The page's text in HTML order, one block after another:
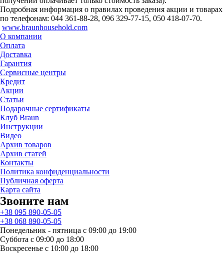
Подробная информация о правилах проведения акции и товарах
по телефонам: 044 361-88-28, 096 329-77-15, 050 418-07-70.
www.braunhousehold.com
О компании
Оплата
Доставка
Гарантия
Сервисные центры
Кредит
Акции
Статьи
Подарочные сертификаты
Клуб Braun
Инструкции
Видео
Архив товаров
Архив статей
Контакты
Политика конфиденциальности
Публичная оферта
Карта сайта
Звоните нам
+38 095 890-05-05
+38 068 890-05-05
Понедельник - пятница с 09:00 до 19:00
Суббота с 09:00 до 18:00
Воскресенье с 10:00 до 18:00